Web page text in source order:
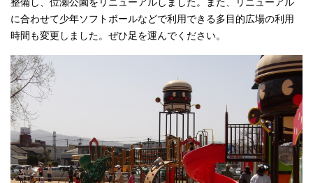
整備し、位瀬公園をリニューアルしました。また、リニューアル
に合わせて少年ソフトボールなどで利用できる多目的広場の利用
時間も変更しました。ぜひ足を運んでください。